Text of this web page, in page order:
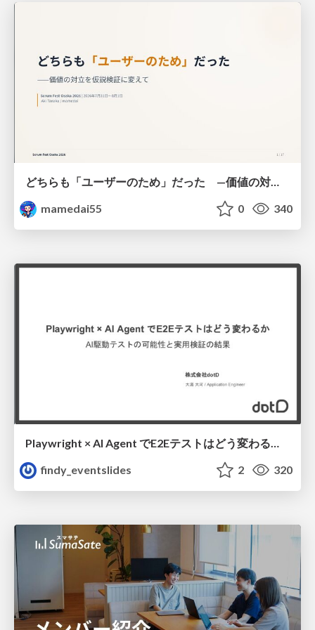
どちらも「ユーザーのため」だった —価値の対立を仮説検証に変えて #Scrumfest Osaka 2026
mamedai55
0 340
Playwright × AI Agent でE2Eテストはどう変わるか AI駆動テストの可能性と実用検証の結果 _0721
findy_eventslides
2 320